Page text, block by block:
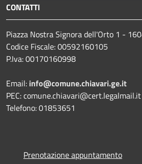
CONTATTI
Piazza Nostra Signora dell'Orto 1 -
Codice Fiscale: 00592160105
P.Iva: 00170160998
Email: info@comune.chiavari.ge.it
PEC: comune.chiavari@cert.legalmail.it
Telefono: 01853651
Prenotazione appuntamento